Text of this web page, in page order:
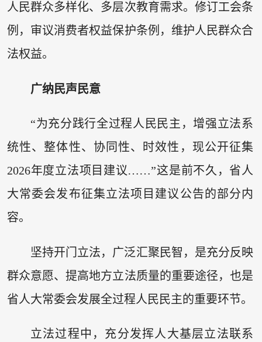
人民群众多样化、多层次教育需求。修订工会条
例，审议消费者权益保护条例，维护人民群众合
法权益。
广纳民声民意
“为充分践行全过程人民民主，增强立法系
统性、整体性、协同性、时效性，现公开征集
2026年度立法项目建议……”这是前不久，省人
大常委会发布征集立法项目建议公告的部分内
容。
坚持开门立法，广泛汇聚民智，是充分反映
群众意愿、提高地方立法质量的重要途径，也是
省人大常委会发展全过程人民民主的重要环节。
立法过程中，充分发挥人大基层立法联系